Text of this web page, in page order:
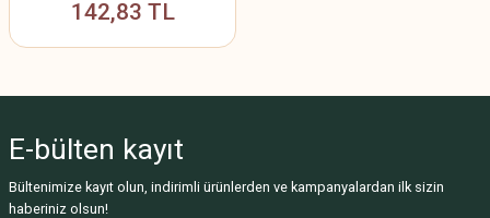
142,83 TL
E-bülten kayıt
Bültenimize kayıt olun, indirimli ürünlerden ve kampanyalardan ilk sizin
haberiniz olsun!